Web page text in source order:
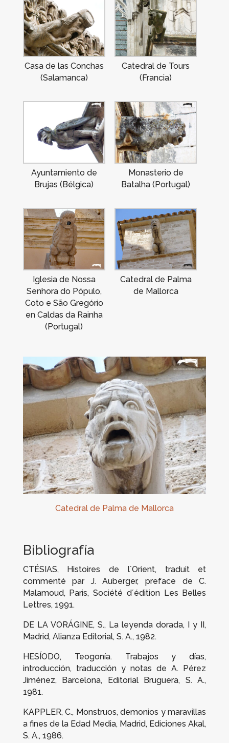
Casa de las Conchas
(Salamanca)
Catedral de Tours
(Francia)
Ayuntamiento de
Brujas (Bélgica)
Monasterio de
Batalha (Portugal)
Iglesia de Nossa
Senhora do Pópulo,
Coto e São Gregório
en Caldas da Rainha
(Portugal)
Catedral de Palma
de Mallorca
Catedral de Palma de Mallorca
Bibliografía
CTÉSIAS, Histoires de l´Orient, traduit et
commenté par J. Auberger, preface de C.
Malamoud, Paris, Société d´édition Les Belles
Lettres, 1991.
DE LA VORÁGINE, S., La leyenda dorada, I y II,
Madrid, Alianza Editorial, S. A., 1982.
HESÍODO, Teogonía. Trabajos y días,
introducción, traducción y notas de A. Pérez
Jiménez, Barcelona, Editorial Bruguera, S. A.,
1981.
KAPPLER, C., Monstruos, demonios y maravillas
a fines de la Edad Media, Madrid, Ediciones Akal,
S. A., 1986.